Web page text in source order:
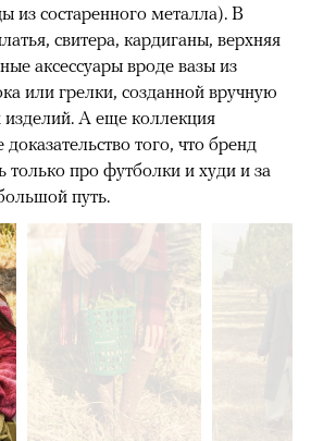
/ 00:00
из состаренного металла). В
свитера, кардиганы, верхняя
аксессуары вроде вазы из
или грелки, созданной вручную
изделий. А еще коллекция
того, что бренд
только про футболки и худи и за
путь.